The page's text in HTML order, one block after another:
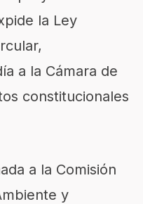
la Ley
a la Cámara de
constitucionales
a la Comisión
y